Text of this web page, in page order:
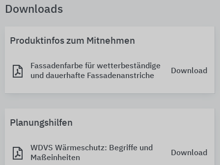
Downloads
Produktinfos zum Mitnehmen
Fassadenfarbe für wetterbeständige
und dauerhafte Fassadenanstriche
Download
Planungshilfen
WDVS Wärmeschutz: Begriffe und
Maßeinheiten
Download